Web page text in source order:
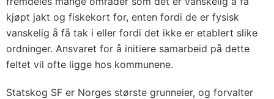
kjøpt jakt og fiskekort for, enten fordi de er fysisk
vanskelig å få tak i eller fordi det ikke er etablert slike
ordninger. Ansvaret for å initiere samarbeid på dette
feltet vil ofte ligge hos kommunene.
Statskog SF er Norges største grunneier, og forvalter